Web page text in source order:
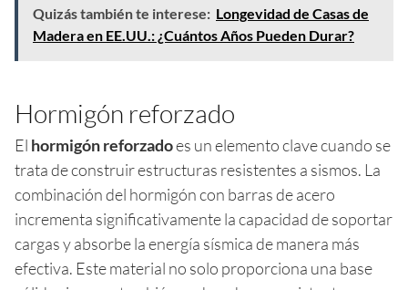
Quizás también te interese: Longevidad de Casas de
Madera en EE.UU.: ¿Cuántos Años Pueden Durar?
Hormigón reforzado
El hormigón reforzadoes un elemento clave cuando se
trata de construir estructuras resistentes a sismos. La
combinación del hormigón con barras de acero
incrementa significativamente la capacidad de soportar
cargas y absorbe la energía sísmica de manera más
efectiva. Este material no solo proporciona una base